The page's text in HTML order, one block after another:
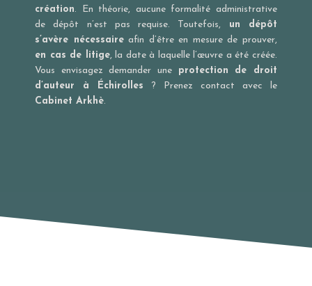
création. En théorie, aucune formalité administrative
de dépôt n’est pas requise. Toutefois, un dépôt
s’avère nécessaireafin d’être en mesure de prouver,
en cas de litige, la date à laquelle l’œuvre a été créée.
Vous envisagez demander une protection de droit
d’auteur à Échirolles ? Prenez contact avec le
Cabinet Arkhè.